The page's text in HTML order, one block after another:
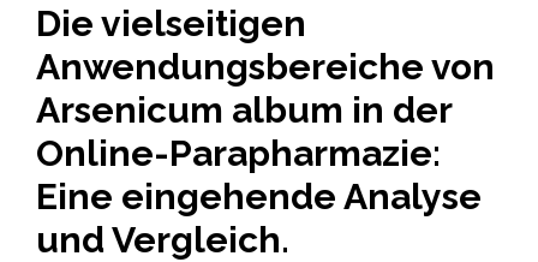
Die vielseitigen
Anwendungsbereiche von
Arsenicum album in der
Online-Parapharmazie:
Eine eingehende Analyse
und Vergleich.